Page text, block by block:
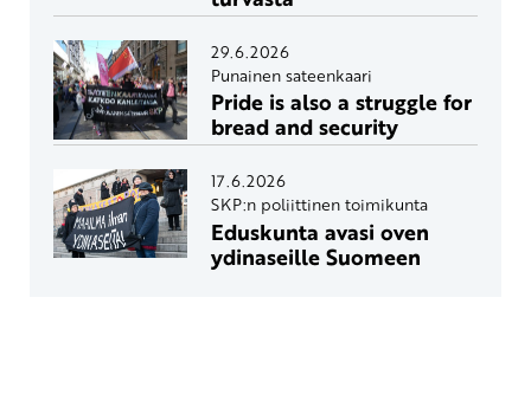
29.6.2026
Punainen sateenkaari
Pride is also a struggle for
bread and security
17.6.2026
SKP:n poliittinen toimikunta
Eduskunta avasi oven
ydinaseille Suomeen